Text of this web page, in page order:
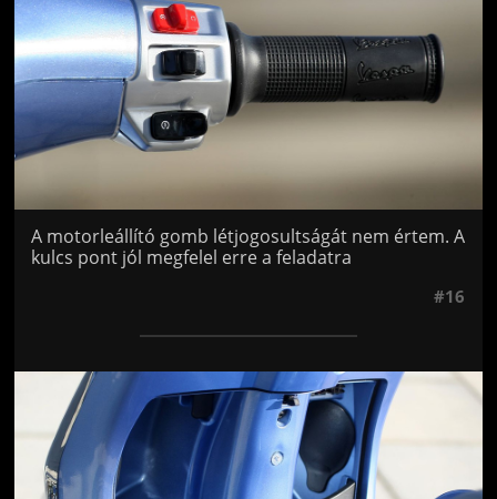
A motorleállító gomb létjogosultságát nem értem. A
kulcs pont jól megfelel erre a feladatra
#16
Jön még kép!